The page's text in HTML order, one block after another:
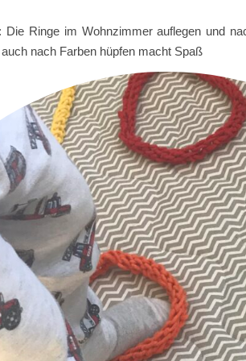
Ringe im Wohnzimmer auflegen und
nach Farben hüpfen macht Spaß